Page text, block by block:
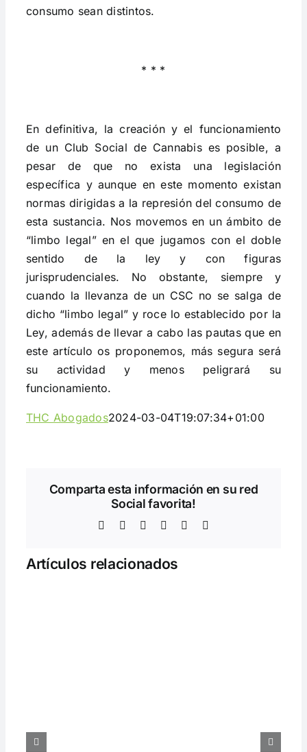
consumo sean distintos.
* * *
En definitiva, la creación y el funcionamiento
de un Club Social de Cannabis es posible, a
pesar de que no exista una legislación
específica y aunque en este momento existan
normas dirigidas a la represión del consumo de
esta sustancia. Nos movemos en un ámbito de
“limbo legal” en el que jugamos con el doble
sentido de la ley y con figuras
jurisprudenciales. No obstante, siempre y
cuando la llevanza de un CSC no se salga de
dicho “limbo legal” y roce lo establecido por la
Ley, además de llevar a cabo las pautas que en
este artículo os proponemos, más segura será
su actividad y menos peligrará su
funcionamiento.
THC Abogados2024-03-04T19:07:34+01:00
Comparta esta información en su red
Social favorita!
Facebook
TwitterLinkedInWhatsAppTelegram
Artículos relacionados